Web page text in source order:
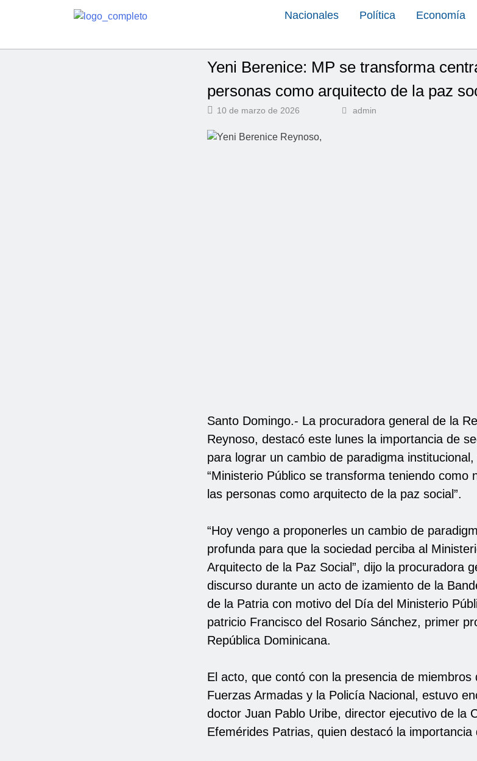
Nacionales Política Economía
Yeni Berenice: MP se transforma
personas como arquitecto de la paz
10 de marzo de 2026 admin
Santo Domingo.- La procuradora general de la
Reynoso, destacó este lunes la importancia de
para lograr un cambio de paradigma
“Ministerio Público se transforma teniendo como
las personas como arquitecto de la paz social”.
“Hoy vengo a proponerles un cambio de
profunda para que la sociedad perciba al
Arquitecto de la Paz Social”, dijo la procuradora
discurso durante un acto de izamiento de la
de la Patria con motivo del Día del Ministerio
patricio Francisco del Rosario Sánchez, primer
República Dominicana.
El acto, que contó con la presencia de miembros
Fuerzas Armadas y la Policía Nacional, estuvo
doctor Juan Pablo Uribe, director ejecutivo de la
Efemérides Patrias, quien destacó la importancia